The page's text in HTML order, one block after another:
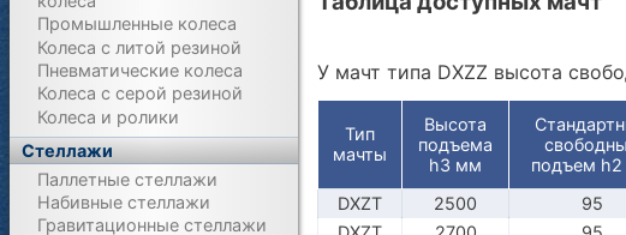
У мачт типа DXZZ высота
Тип
мачты
Высота
подъема
h3 мм
подъем
DXZT
2500 95
Промышленные колеса
Колеса с литой резиной
Пневматические колеса
Колеса с серой резиной
Колеса и ролики
Стеллажи
Паллетные стеллажи
Набивные стеллажи
Гравитационные стеллажи